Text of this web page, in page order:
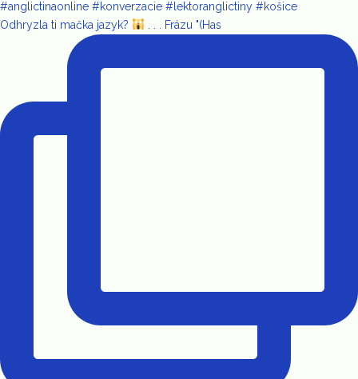
Odhryzla ti mačka jazyk? . . . Frázu "(Has